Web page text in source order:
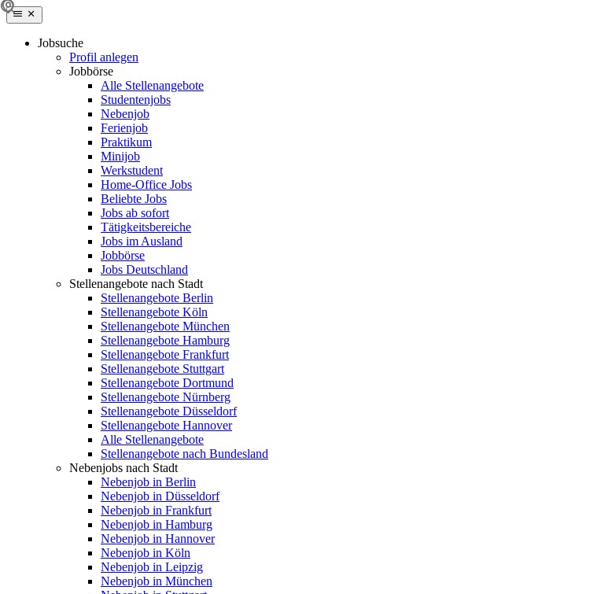
Jobsuche
Profil anlegen
Jobbörse
Alle Stellenangebote
Studentenjobs
Nebenjob
Ferienjob
Praktikum
Minijob
Werkstudent
Home-Office Jobs
Beliebte Jobs
Jobs ab sofort
Tätigkeitsbereiche
Jobs im Ausland
Jobbörse
Jobs Deutschland
Stellenangebote nach Stadt
Stellenangebote Berlin
Stellenangebote Köln
Stellenangebote München
Stellenangebote Hamburg
Stellenangebote Frankfurt
Stellenangebote Stuttgart
Stellenangebote Dortmund
Stellenangebote Nürnberg
Stellenangebote Düsseldorf
Stellenangebote Hannover
Alle Stellenangebote
Stellenangebote nach Bundesland
Nebenjobs nach Stadt
Nebenjob in Berlin
Nebenjob in Düsseldorf
Nebenjob in Frankfurt
Nebenjob in Hamburg
Nebenjob in Hannover
Nebenjob in Köln
Nebenjob in Leipzig
Nebenjob in München